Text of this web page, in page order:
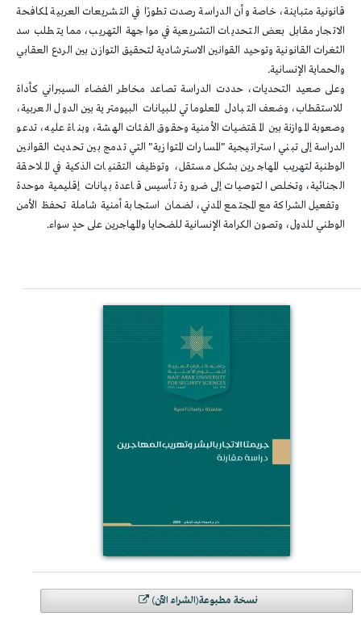
قانونية متباينة، خاصة وأن الدراسة رصدت تطورًا في التشريعات العربية لمكافحة
الاتجار مقابل بعض التحديات التشريعية في مواجهة التهريب، مما يتطلب سد
الثغرات القانونية وتوحيد القوانين الاسترشادية لتحقيق التوازن بين الردع العقابي
والحماية الإنسانية.
وعلى صعيد التحديات، حددت الدراسة تصاعد مخاطر الفضاء السيبراني كأداة
للاستقطاب، وضعف التبادل المعلوماتي للبيانات البيومترية بين الدول العربية،
وصعوبة الموازنة بين المقتضيات الأمنية وحقوق الفئات الهشة، وبناءً عليه، تدعو
الدراسة إلى تبني استراتيجية "المسارات المتوازية" التي تدمج بين تحديث القوانين
الوطنية لتهريب المهاجرين بشكل مستقل، وتوظيف التقنيات الذكية في الملاحقة
الجنائية، وتخلص التوصيات إلى ضرورة تأسيس قاعدة بيانات إقليمية موحدة
وتفعيل الشراكة مع المجتمع المدني، لضمان استجابة أمنية شاملة تحفظ الأمن
الوطني للدول، وتصون الكرامة الإنسانية للضحايا والمهاجرين على حدٍ سواء.
نسخة مطبوعة(الشراء الآن)